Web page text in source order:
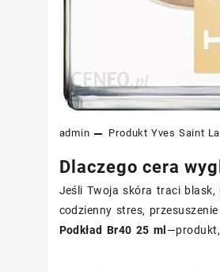
admin Produkt Yves Saint
Dlaczego cera
Jeśli Twoja skóra traci blask,
codzienny stres,
Podkład Br40 25 ml